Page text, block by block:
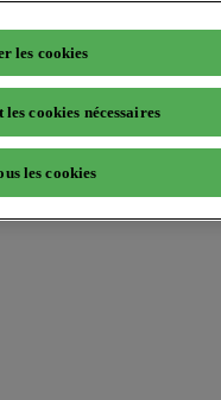
les cookies
cookies nécessaires
les cookies